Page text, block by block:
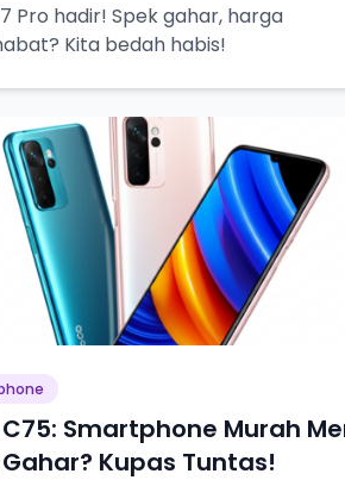
Pro hadir! Spek gahar, harga
Kita bedah habis!
Smartphone Murah
Kupas Tuntas!